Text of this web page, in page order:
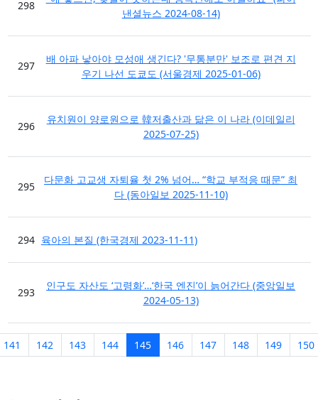
298
낸셜뉴스 2024-08-14)
297
배 아파 낳아야 모성애 생긴다? '무통분만' 보조로 편견 지
우기 나선 도쿄도 (서울경제 2025-01-06)
296
유치원이 양로원으로 韓저출산과 닮은 이 나라 (이데일리
2025-07-25)
295
다문화 고교생 자퇴율 첫 2% 넘어… “학교 부적응 때문” 최
다 (동아일보 2025-11-10)
294 육아의 본질 (한국경제 2023-11-11)
293
인구도 자산도 ‘고령화’…‘한국 엔진’이 늙어간다 (중앙일보
2024-05-13)
페이지
141 142 143 144 145페이지 현재
146 147 148 149 150